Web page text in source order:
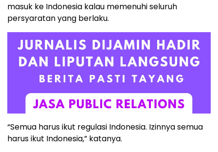
masuk ke Indonesia kalau memenuhi seluruh
persyaratan yang berlaku.
“Semua harus ikut regulasi Indonesia. Izinnya semua
harus ikut Indonesia,” katanya.